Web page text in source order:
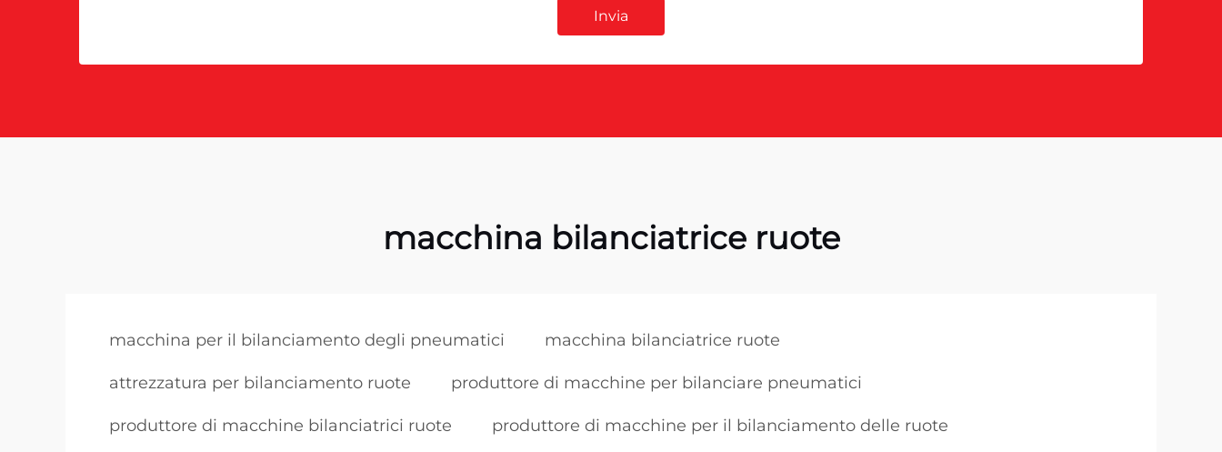
Invia
macchina bilanciatrice ruote
macchina per il bilanciamento degli pneumatici macchina bilanciatrice ruote
attrezzatura per bilanciamento ruote produttore di macchine per bilanciare pneumatici
produttore di macchine bilanciatrici ruote produttore di macchine per il bilanciamento delle ruote